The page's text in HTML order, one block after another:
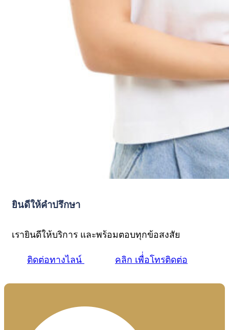
ยินดีให้คำปรึกษา
เรายินดีให้บริการ และพร้อมตอบทุกข้อสงสัย
ติดต่อทางไลน์ คลิก เพื่่อโทรติดต่อ